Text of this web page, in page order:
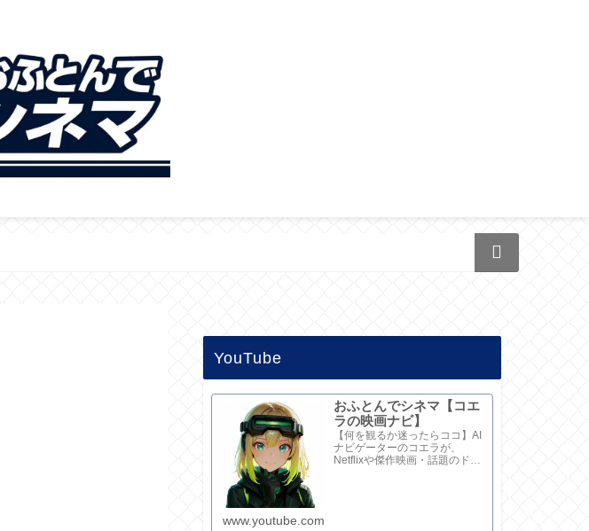
YouTube
おふとんでシネマ【コエ
ラの映画ナビ】
【何を観るか迷ったらココ】AI
ナビゲーターのコエラが、
Netflixや傑作映画・話題のドラ
www.youtube.com